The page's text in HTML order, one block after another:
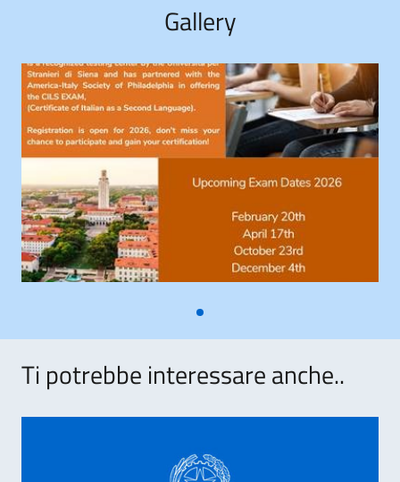
Gallery
Ti potrebbe interessare anche..